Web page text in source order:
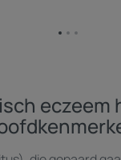
Ga
GaGa
eczeem